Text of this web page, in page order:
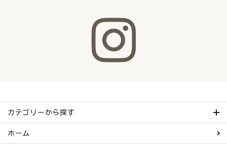
カテゴリーから探す
ホーム